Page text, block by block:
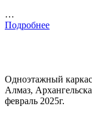
…
Подробнее
Одноэтажный
Алмаз,
февраль 2025г.